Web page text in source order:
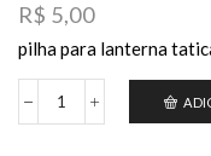
R$ 5,00
pilha para lanterna
pilha